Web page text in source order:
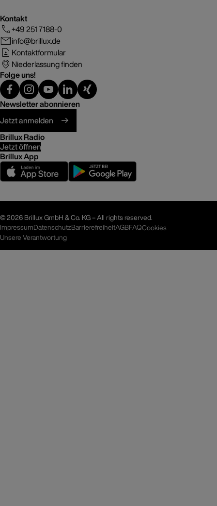
Kontakt
+49 251 7188-0
info@brillux.de
Kontaktformular
Niederlassung finden
Folge uns!
Newsletter abonnieren
Jetzt anmelden
Brillux Radio
Jetzt öffnen
Brillux App
©2026 Brillux GmbH & Co. KG – All rights reserved.
ImpressumDatenschutzBarrierefreiheitAGBFAQCookies
Unsere Verantwortung